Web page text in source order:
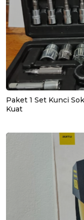
Paket 1 Set Kunci
Kuat